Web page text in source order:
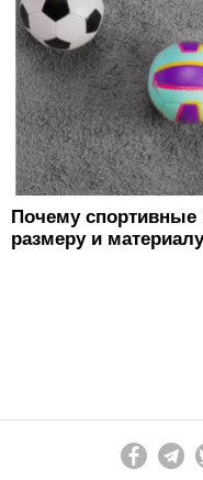
Почему
размеру и материалу